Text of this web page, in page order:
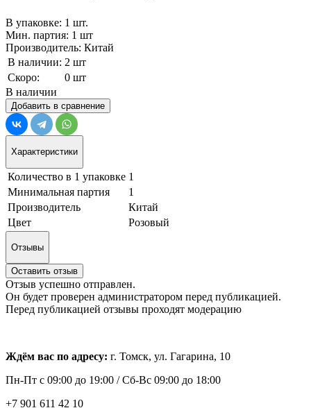
В упаковке: 1 шт.
Мин. партия: 1 шт
Производитель: Китай
В наличии: 2 шт
Скоро:
0 шт
В наличии
Добавить в сравнение
Характеристики
Количество в 1 упаковке 1
Минимальная партия
1
Производитель
Китай
Цвет
Розовый
Отзывы
Оставить отзыв
Отзыв успешно отправлен.
Он будет проверен администратором перед публикацией.
Перед публикацией отзывы проходят модерацию
Ждём вас по адресу: г. Томск, ул. Гагарина, 10
Пн-Пт с 09:00 до 19:00 /Сб-Вс 09:00 до 18:00
+7 901 611 42 10